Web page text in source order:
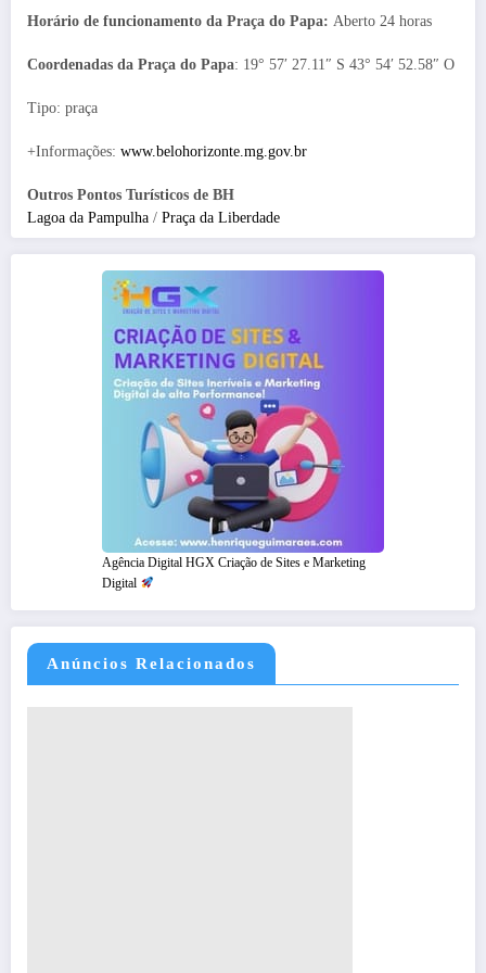
Horário de funcionamento da Praça do Papa: Aberto 24 horas
Coordenadas da Praça do Papa: 19° 57′ 27.11″ S 43° 54′ 52.58″ O
Tipo: praça
+Informações: www.belohorizonte.mg.gov.br
Outros Pontos Turísticos de BH
Lagoa da Pampulha / Praça da Liberdade
Agência Digital HGX Criação de Sites e Marketing
Digital
Anúncios Relacionados